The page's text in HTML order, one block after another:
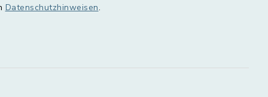
Datenschutzhinweisen.